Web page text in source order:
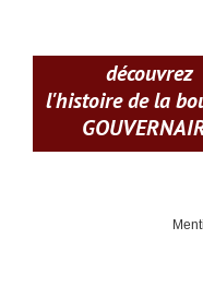
découvrez
l'histoire de la